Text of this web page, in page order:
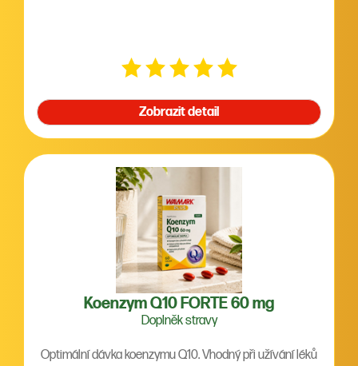
Zobrazit detail
Koenzym Q10 FORTE 60 mg
Doplněk stravy
Optimální dávka koenzymu Q10. Vhodný při užívání léků